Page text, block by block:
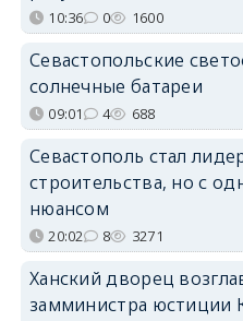
10:36 0 1600
Севастопольские
солнечные батареи
09:01 4 688
Севастополь стал
строительства, но с
нюансом
20:02 8 3271
Ханский дворец
замминистра юстиции